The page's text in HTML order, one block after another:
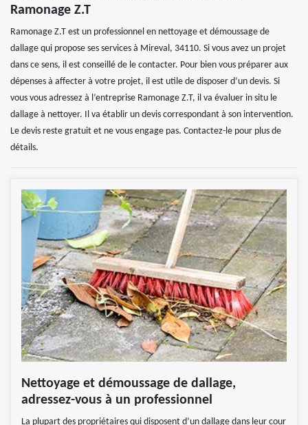
Ramonage Z.T
Ramonage Z.T est un professionnel en nettoyage et démoussage de
dallage qui propose ses services à Mireval, 34110. Si vous avez un projet
dans ce sens, il est conseillé de le contacter. Pour bien vous préparer aux
dépenses à affecter à votre projet, il est utile de disposer d’un devis. Si
vous vous adressez à l’entreprise Ramonage Z.T, il va évaluer in situ le
dallage à nettoyer. Il va établir un devis correspondant à son intervention.
Le devis reste gratuit et ne vous engage pas. Contactez-le pour plus de
détails.
Nettoyage et démoussage de dallage,
adressez-vous à un professionnel
La plupart des propriétaires qui disposent d’un dallage dans leur cour